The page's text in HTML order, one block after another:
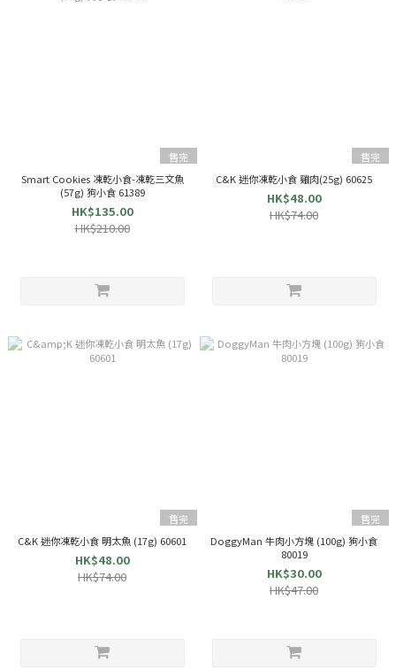
售完
Smart Cookies 凍乾小食-凍乾三文魚
(57g) 狗小食 61389
HK$135.00
HK$210.00
售完
C&K 迷你凍乾小食 雞肉(25g) 60625
HK$48.00
HK$74.00
售完
C&K 迷你凍乾小食 明太魚 (17g) 60601
HK$48.00
HK$74.00
售完
DoggyMan 牛肉小方塊 (100g) 狗小食
80019
HK$30.00
HK$47.00